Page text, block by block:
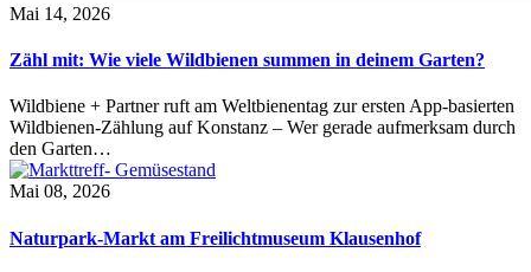
Mai 14, 2026
Zähl mit: Wie viele Wildbienen summen in deinem Garten?
Wildbiene + Partner ruft am Weltbienentag zur ersten App-basierten
Wildbienen-Zählung auf Konstanz – Wer gerade aufmerksam durch
den Garten…
Mai 08, 2026
Naturpark-Markt am Freilichtmuseum Klausenhof